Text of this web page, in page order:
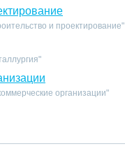
и проектирование"
организации"